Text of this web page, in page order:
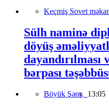
Keçmiş Sovet
Sülh naminə
döyüş
dayandırılması
bərpası
Böyük Şərq, 13:05